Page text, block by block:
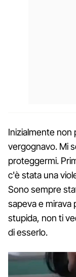
Inizialmente non
vergognavo. Mi
proteggermi.
c'è stata una
Sono sempre
sapeva e mirava
stupida, non ti
di esserlo.